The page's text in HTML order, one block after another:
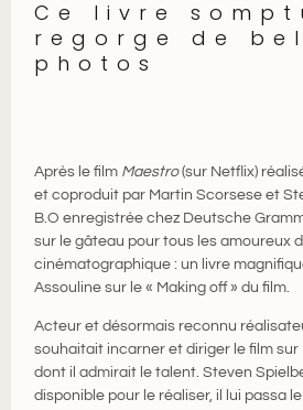
Ce livre
regorge de
photos
Après le film Maestro(sur Netflix)
et coproduit par Martin Scorsese et
B.O enregistrée chez Deutsche
sur le gâteau pour tous les amoureux
cinématographique : un livre
Assouline sur le « Making off » du film.
Acteur et désormais reconnu
souhaitait incarner et diriger le film sur
dont il admirait le talent. Steven
disponible pour le réaliser, il lui passa